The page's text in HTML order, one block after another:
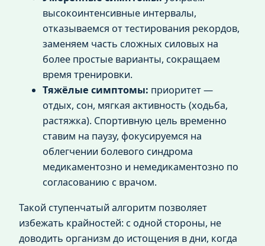
высокоинтенсивные интервалы,
отказываемся от тестирования рекордов,
заменяем часть сложных силовых на
более простые варианты, сокращаем
время тренировки.
Тяжёлые симптомы: приоритет —
отдых, сон, мягкая активность (ходьба,
растяжка). Спортивную цель временно
ставим на паузу, фокусируемся на
облегчении болевого синдрома
медикаментозно и немедикаментозно по
согласованию с врачом.
Такой ступенчатый алгоритм позволяет
избежать крайностей: с одной стороны, не
доводить организм до истощения в дни, когда